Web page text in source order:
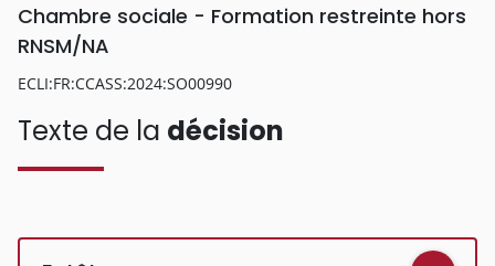
Chambre sociale - Formation restreinte hors
RNSM/NA
ECLI:FR:CCASS:2024:SO00990
Texte de la décision